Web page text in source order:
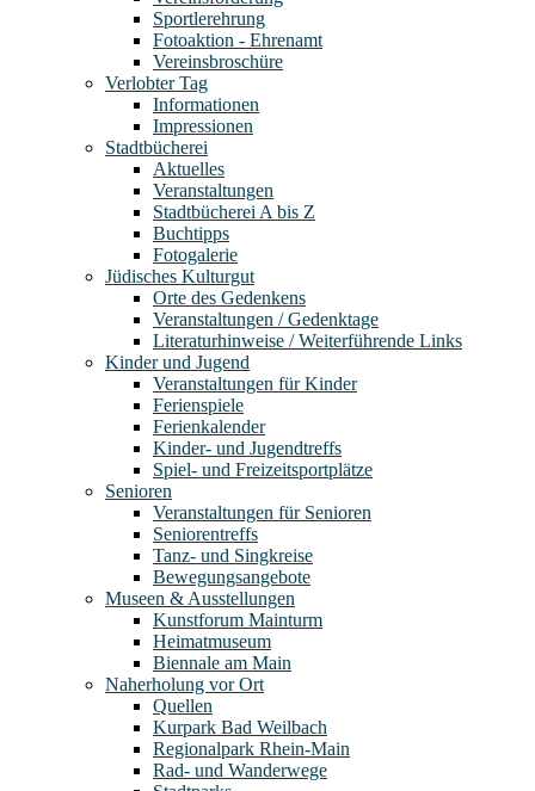
Sportlerehrung
Fotoaktion - Ehrenamt
Vereinsbroschüre
Verlobter Tag
Informationen
Impressionen
Stadtbücherei
Aktuelles
Veranstaltungen
Stadtbücherei A bis Z
Buchtipps
Fotogalerie
Jüdisches Kulturgut
Orte des Gedenkens
Veranstaltungen / Gedenktage
Literaturhinweise / Weiterführende Links
Kinder und Jugend
Veranstaltungen für Kinder
Ferienspiele
Ferienkalender
Kinder- und Jugendtreffs
Spiel- und Freizeitsportplätze
Senioren
Veranstaltungen für Senioren
Seniorentreffs
Tanz- und Singkreise
Bewegungsangebote
Museen & Ausstellungen
Kunstforum Mainturm
Heimatmuseum
Biennale am Main
Naherholung vor Ort
Quellen
Kurpark Bad Weilbach
Regionalpark Rhein-Main
Rad- und Wanderwege